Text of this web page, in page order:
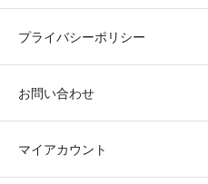
プライバシーポリシー
お問い合わせ
マイアカウント